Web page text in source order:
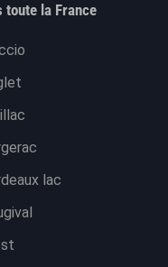
toute la France
lac